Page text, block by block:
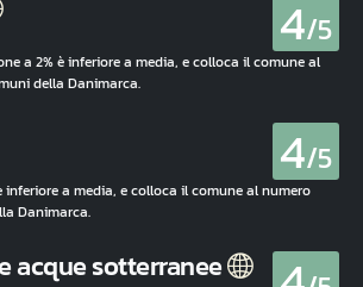
4/5
a 2% è inferiore a media, e colloca il comune al
della Danimarca.
4/5
inferiore a media, e colloca il comune al numero
Danimarca.
acque sotterranee